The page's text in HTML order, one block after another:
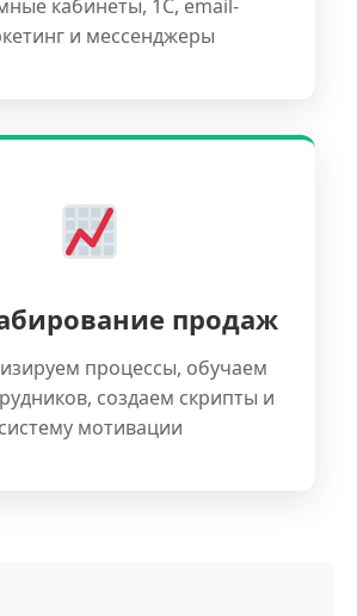
кабинеты, 1С, email-
и мессенджеры
продаж
процессы, обучаем
создаем скрипты и
систему мотивации